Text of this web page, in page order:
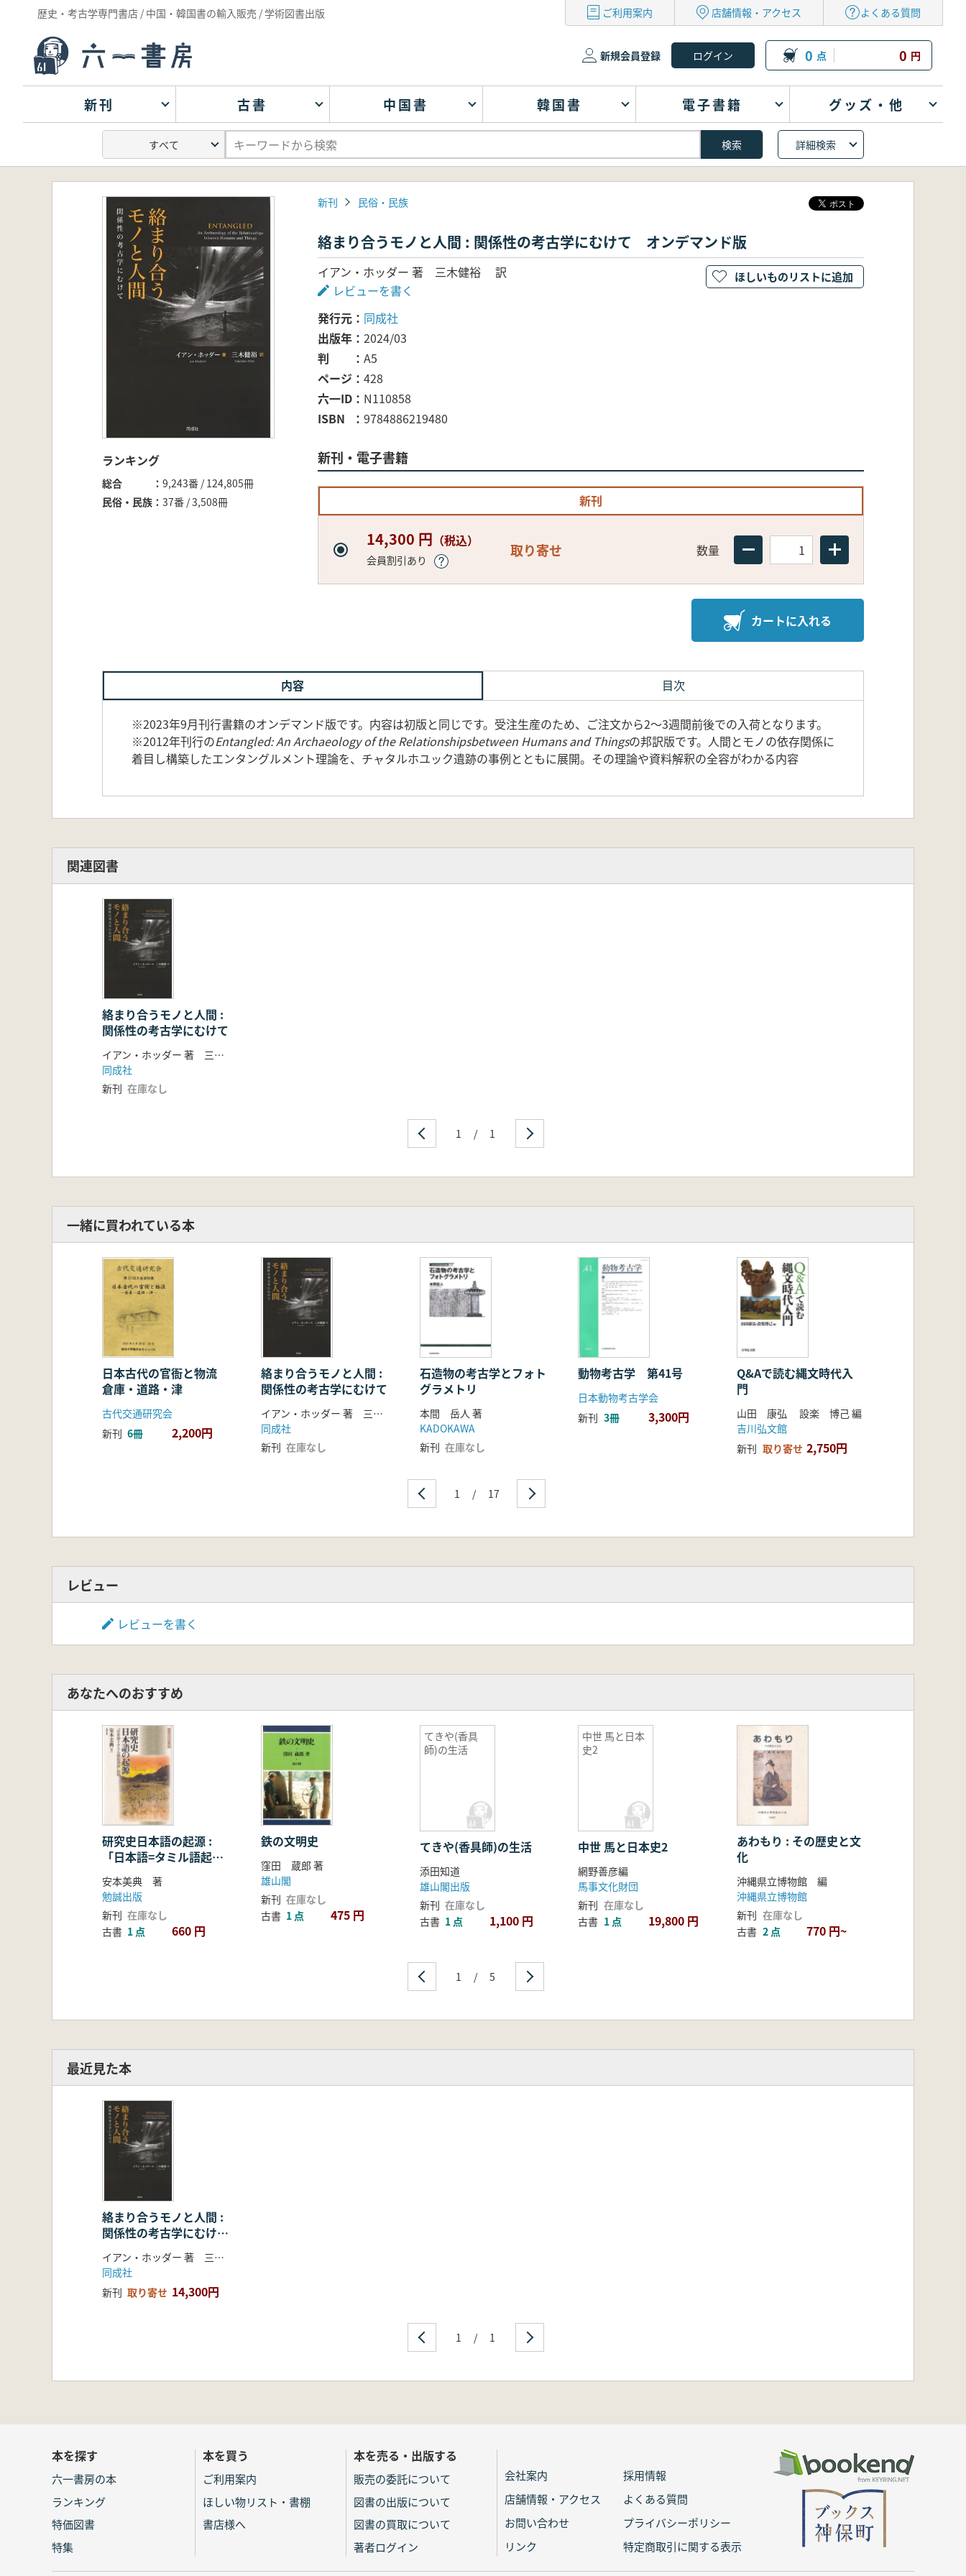
歴史・考古学専門書店 / 中国・韓国書の輸入販売 / 学術図書出版 ご利用案内 店舗情報・アクセス よくある質問
新規会員登録 0 点 0 円
新刊 古書 中国書 韓国書 電子書籍 グッズ・他
詳細検索
ランキング
総合
9,243番 / 124,805冊
民俗・民族
37番 / 3,508冊
新刊 民俗・民族
絡まり合うモノと人間 : 関係性の考古学にむけて オンデマンド版
イアン・ホッダー 著 三木健裕 訳
レビューを書く
発行元
同成社
出版年
2024/03
判
A5
ページ
428
六一ID
N110858
ISBN
9784886219480
新刊・電子書籍
新刊
14,300 円 （税込）
会員割引あり
取り寄せ 数量
カートに入れる
ほしいものリストに追加
内容 目次
※2023年9月刊行書籍のオンデマンド版です。内容は初版と同じです。受注生産のため、ご注文から2～3週間前後での入荷となります。
※2012年刊行のEntangled: An Archaeology of the Relationshipsbetween Humans and Thingsの邦訳版です。人間とモノの依存関係に
着目し構築したエンタングルメント理論を、チャタルホユック遺跡の事例とともに展開。その理論や資料解釈の全容がわかる内容
関連図書
絡まり合うモノと人間 :
関係性の考古学にむけて
イアン・ホッダー 著 三木健裕 訳
同成社
新刊 在庫なし
1 / 1
一緒に買われている本
日本古代の官衙と物流
倉庫・道路・津
古代交通研究会
新刊 6冊 2,200円
絡まり合うモノと人間 :
関係性の考古学にむけて
イアン・ホッダー 著 三木健裕 訳
同成社
新刊 在庫なし
石造物の考古学とフォト
グラメトリ
本間 岳人 著
KADOKAWA
新刊 在庫なし
動物考古学 第41号
日本動物考古学会
新刊 3冊 3,300円
Q&Aで読む縄文時代入
門
山田 康弘 設楽 博己 編
吉川弘文館
新刊 取り寄せ 2,750円
1 / 17
レビュー
レビューを書く
あなたへのおすすめ
研究史日本語の起源 :
「日本語=タミル語起源
説」批判
安本美典 著
勉誠出版
新刊 在庫なし
古書 1 点 660 円
鉄の文明史
窪田 蔵郎 著
雄山閣
新刊 在庫なし
古書 1 点 475 円
てきや(香具
師)の生活
てきや(香具師)の生活
添田知道
雄山閣出版
新刊 在庫なし
古書 1 点 1,100 円
中世 馬と日本
史2
中世 馬と日本史2
網野善彦編
馬事文化財団
新刊 在庫なし
古書 1 点 19,800 円
あわもり : その歴史と文
化
沖縄県立博物館 編
沖縄県立博物館
新刊 在庫なし
古書 2 点 770 円~
1 / 5
最近見た本
絡まり合うモノと人間 :
関係性の考古学にむけ
イアン・ホッダー 著 三木健裕 訳
同成社
新刊 取り寄せ 14,300円
1 / 1
本を探す
六一書房の本
ランキング
特価図書
特集
本を買う
ご利用案内
ほしい物リスト・書棚
書店様へ
本を売る・出版する
販売の委託について
図書の出版について
図書の買取について
著者ログイン
会社案内
採用情報
店舗情報・アクセス
よくある質問
お問い合わせ
プライバシーポリシー
リンク
特定商取引に関する表示